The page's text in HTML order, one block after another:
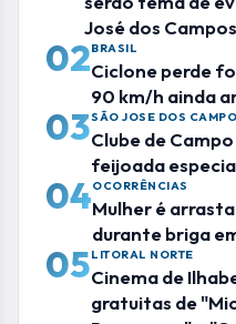
ENVIAR
Mais Lidas
EVENTOS